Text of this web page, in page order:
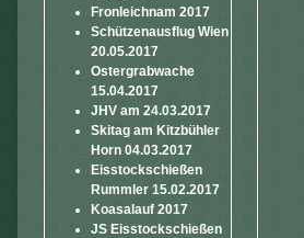
Fronleichnam 2017
Schützenausflug Wien
20.05.2017
Ostergrabwache
15.04.2017
JHV am 24.03.2017
Skitag am Kitzbühler
Horn 04.03.2017
Eisstockschießen
Rummler 15.02.2017
Koasalauf 2017
JS Eisstockschießen